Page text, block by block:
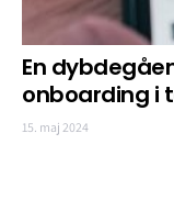
En
onboarding i
15. maj 2024